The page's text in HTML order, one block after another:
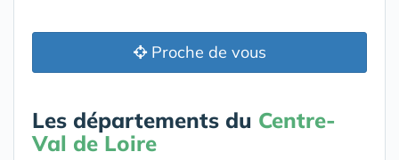
Proche de vous
Les départements du Centre-
Val de Loire